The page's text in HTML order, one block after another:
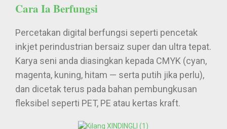
Cara Ia Berfungsi
Percetakan digital berfungsi seperti pencetak
inkjet perindustrian bersaiz super dan ultra tepat.
Karya seni anda diasingkan kepada CMYK (cyan,
magenta, kuning, hitam — serta putih jika perlu),
dan dicetak terus pada bahan pembungkusan
fleksibel seperti PET, PE atau kertas kraft.